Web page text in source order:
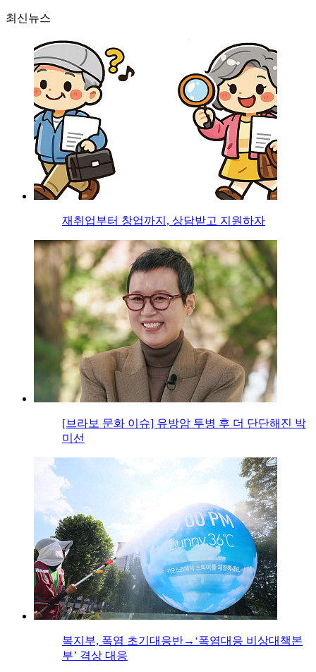
최신뉴스
재취업부터 창업까지, 상담받고 지원하자
[브라보 문화 이슈] 유방암 투병 후 더 단단해진 박
미선
복지부, 폭염 초기대응반→‘폭염대응 비상대책본
부’ 격상 대응